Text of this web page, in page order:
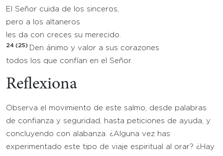
El Señor cuida de los sinceros,
pero a los altaneros
les da con creces su merecido.
24 (25)
Den ánimo y valor a sus corazones
todos los que confían en el Señor.
Reflexiona
Observa el movimiento de este salmo, desde palabras
de confianza y seguridad, hasta peticiones de ayuda, y
concluyendo con alabanza. ¿Alguna vez has
experimentado este tipo de viaje espiritual al orar? ¿Hay